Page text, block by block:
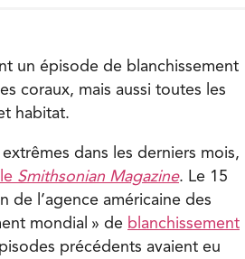
un épisode de blanchissement
coraux, mais aussi toutes les
habitat.
dans les derniers mois,
Smithsonian Magazine. Le 15
de l’agence américaine des
mondial » de blanchissement
précédents avaient eu